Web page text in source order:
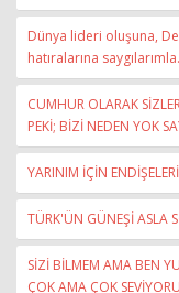
Dünya lideri oluşuna,
hatıralarına
CUMHUR OLARAK
PEKİ; BİZİ NEDEN YOK
YARINIM İÇİN
TÜRK'ÜN GÜNEŞİ ASLA
SİZİ BİLMEM AMA BEN
ÇOK AMA ÇOK